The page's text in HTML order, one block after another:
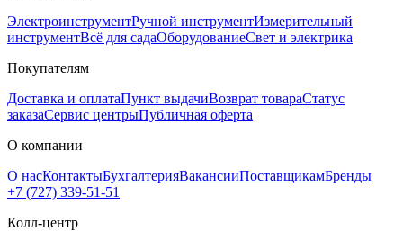
ЭлектроинструментРучной инструментИзмерительный
инструментВсё для садаОборудованиеСвет и электрика
Покупателям
Доставка и оплатаПункт выдачиВозврат товараСтатус
заказаСервис центрыПубличная оферта
О компании
О насКонтактыБухгалтерияВакансииПоставщикамБренды
+7 (727) 339-51-51
Колл-центр